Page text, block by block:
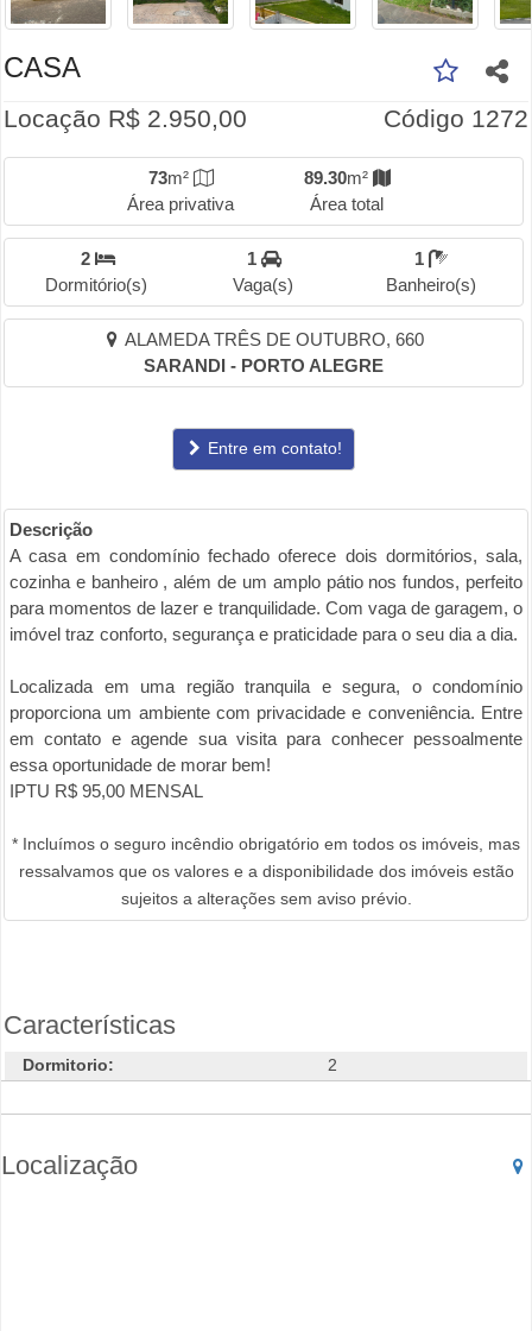
CASA
Locação R$ 2.950,00 Código 1272
73m²
Área privativa
89.30m²
Área total
2
Dormitório(s)
1
Vaga(s)
1
Banheiro(s)
ALAMEDA TRÊS DE OUTUBRO, 660
SARANDI - PORTO ALEGRE
Entre em contato!
Descrição
A casa em condomínio fechado oferece dois dormitórios, sala,
cozinha e banheiro , além de um amplo pátio nos fundos, perfeito
para momentos de lazer e tranquilidade. Com vaga de garagem, o
imóvel traz conforto, segurança e praticidade para o seu dia a dia.
Localizada em uma região tranquila e segura, o condomínio
proporciona um ambiente com privacidade e conveniência. Entre
em contato e agende sua visita para conhecer pessoalmente
essa oportunidade de morar bem!
IPTU R$ 95,00 MENSAL
* Incluímos o seguro incêndio obrigatório em todos os imóveis, mas
ressalvamos que os valores e a disponibilidade dos imóveis estão
sujeitos a alterações sem aviso prévio.
Características
Dormitorio: 2
Localização